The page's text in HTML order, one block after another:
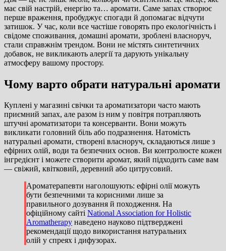
має свій настрій, енергію та… аромати. Саме запах створює
перше враження, пробуджує спогади й допомагає відчути
затишок. У час, коли все частіше говорять про екологічність і
свідоме споживання, домашні аромати, зроблені власноруч,
стали справжнім трендом. Вони не містять синтетичних
добавок, не викликають алергії та дарують унікальну
атмосферу вашому простору.
Чому варто обрати натуральні аромати
Куплені у магазині свічки та ароматизатори часто мають
приємний запах, але разом із ним у повітря потрапляють
штучні ароматизатори та консерванти. Вони можуть
викликати головний біль або подразнення. Натомість
натуральні аромати, створені власноруч, складаються лише з
ефірних олій, води та безпечних основ. Ви контролюєте кожен
інгредієнт і можете створити аромат, який підходить саме вам
— свіжий, квітковий, деревний або цитрусовий.
Ароматерапевти наголошують: ефірні олії можуть
бути безпечними та корисними лише за
правильного дозування й походження. На
офіційному сайті National Association for Holistic
Aromatherapy наведено науково підтверджені
рекомендації щодо використання натуральних
олій у спреях і дифузорах.